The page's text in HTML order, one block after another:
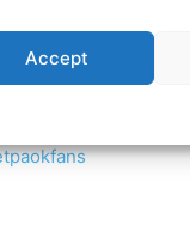
Accept
fans-601b24248